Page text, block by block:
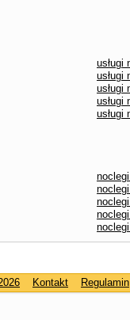
usługi
usługi
usługi
usługi
usługi
Kontakt Regulamin